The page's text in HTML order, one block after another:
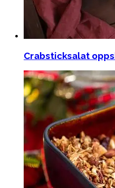
Crabsticksalat